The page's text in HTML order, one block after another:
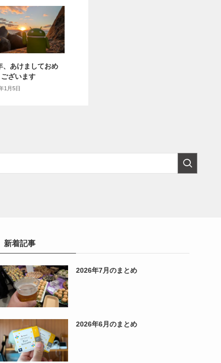
、あけましておめ
ざいます
1月5日
新着記事
2026年7月のまとめ
2026年6月のまとめ